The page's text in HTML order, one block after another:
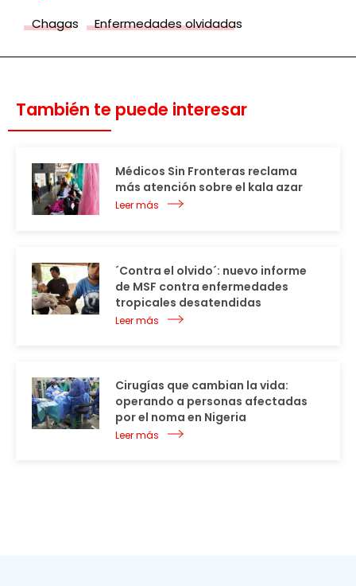
Chagas Enfermedades olvidadas
También te puede interesar
Médicos Sin Fronteras reclama
más atención sobre el kala azar
Leer más
´Contra el olvido´: nuevo informe
de MSF contra enfermedades
tropicales desatendidas
Leer más
Cirugías que cambian la vida:
operando a personas afectadas
por el noma en Nigeria
Leer más